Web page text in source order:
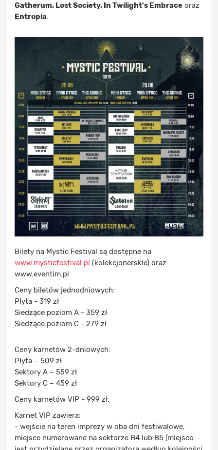
Gatherum, Lost Society, In Twilight's Embrace oraz
Entropia.
Bilety na Mystic Festival są dostępne na
www.mysticfestival.pl (kolekcjonerskie) oraz
www.eventim.pl
Ceny biletów jednodniowych:
Płyta - 319 zł
Siedzące poziom A - 359 zł
Siedzące poziom C - 279 zł
Ceny karnetów 2-dniowych:
Płyta – 509 zł
Sektory A – 559 zł
Sektory C – 459 zł
Ceny karnetów VIP - 999 zł.
Karnet VIP zawiera:
- wejście na teren imprezy w oba dni festiwalowe,
miejsce numerowane na sektorze B4 lub B5 (miejsce